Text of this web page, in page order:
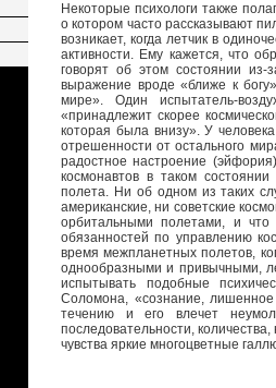
Некоторые психологи также
о котором часто рассказывают
возникает, когда летчик в
активности. Ему кажется, что
говорят об этом состоянии из-
выражение вроде «ближе к
мире». Один испытатель-
«принадлежит скорее
которая была внизу». У
отрешенности от остального
радостное настроение
космонавтов в таком
полета. Ни об одном из таких
американские, ни советские
орбитальными полетами, и
обязанностей по управлению
время межпланетных полетов,
однообразными и привычными,
испытывать подобные
Соломона, «сознание,
течению и его влечет
последовательности,
чувства яркие многоцветные